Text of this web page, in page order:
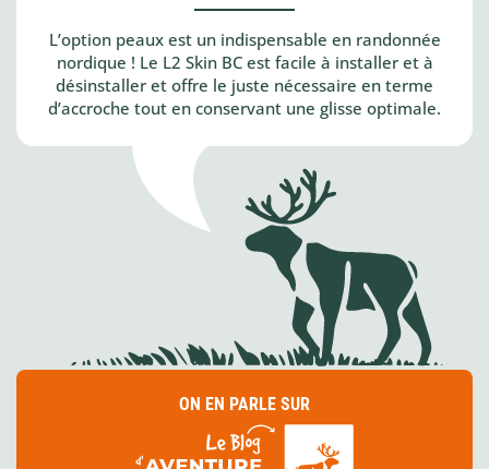
L’option peaux est un indispensable en randonnée
nordique ! Le L2 Skin BC est facile à installer et à
désinstaller et offre le juste nécessaire en terme
d’accroche tout en conservant une glisse optimale.
ON EN PARLE SUR